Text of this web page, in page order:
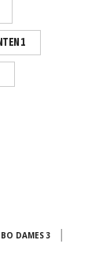
1
DAMES 3 |